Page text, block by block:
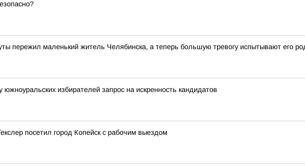
пережил маленький житель Челябинска, а теперь большую тревогу испытывают его
южноуральских избирателей запрос на искренность кандидатов
посетил город Копейск с рабочим выездом